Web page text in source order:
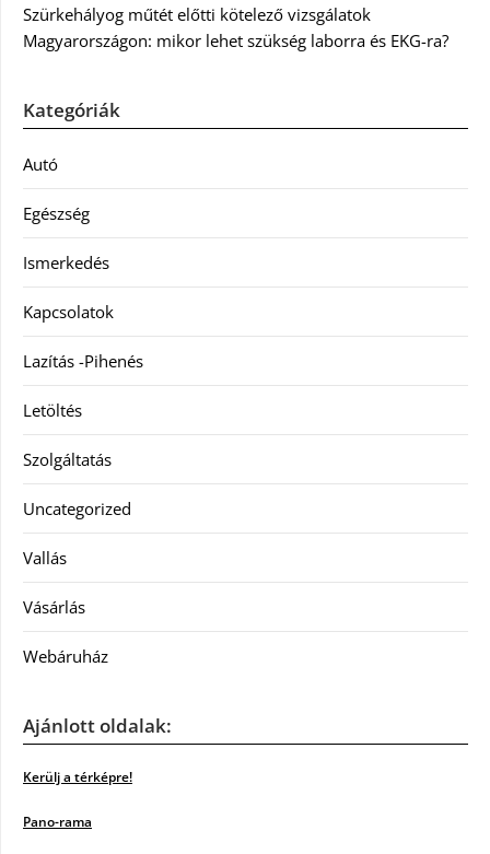
Szürkehályog műtét előtti kötelező vizsgálatok
Magyarországon: mikor lehet szükség laborra és EKG-ra?
Kategóriák
Autó
Egészség
Ismerkedés
Kapcsolatok
Lazítás -Pihenés
Letöltés
Szolgáltatás
Uncategorized
Vallás
Vásárlás
Webáruház
Ajánlott oldalak:
Kerülj a térképre!
Pano-rama